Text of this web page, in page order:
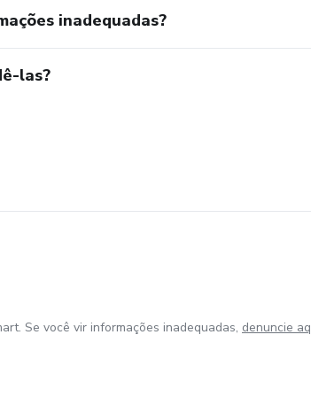
inadequadas?
las?
Se você vir informações inadequadas, denuncie